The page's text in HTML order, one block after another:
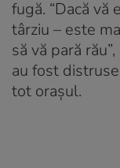
fugă. “Dacă vă
târziu – este
să vă pară
au fost
tot oraşul.